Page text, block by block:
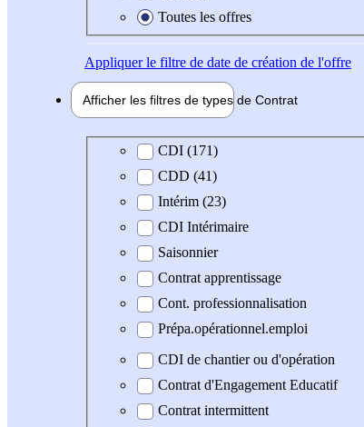
Toutes les offres
Appliquerle filtre de date de création de l'offre
Afficher les filtres de types de Contrat
Type de contratCDI (171)
CDD (41)
Intérim (23)
CDI Intérimaire
Saisonnier
Contrat apprentissage
Cont. professionnalisation
Prépa.opérationnel.emploi
CDI de chantier ou d'opération
Contrat d'Engagement Educatif
Contrat intermittent